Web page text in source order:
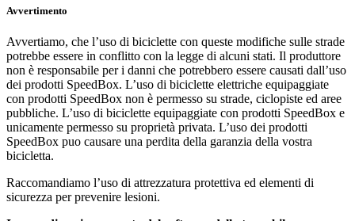
Avvertimento
Avvertiamo, che l’uso di biciclette con queste modifiche sulle strade
potrebbe essere in conflitto con la legge di alcuni stati. Il produttore
non è responsabile per i danni che potrebbero essere causati dall’uso
dei prodotti SpeedBox. L’uso di biciclette elettriche equipaggiate
con prodotti SpeedBox non è permesso su strade, ciclopiste ed aree
pubbliche. L’uso di biciclette equipaggiate con prodotti SpeedBox e
unicamente permesso su proprietà privata. L’uso dei prodotti
SpeedBox puo causare una perdita della garanzia della vostra
bicicletta.
Raccomandiamo l’uso di attrezzatura protettiva ed elementi di
sicurezza per prevenire lesioni.